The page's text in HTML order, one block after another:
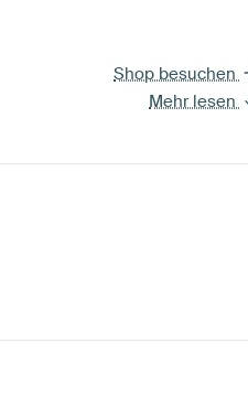
Shop besuchen
Mehr lesen